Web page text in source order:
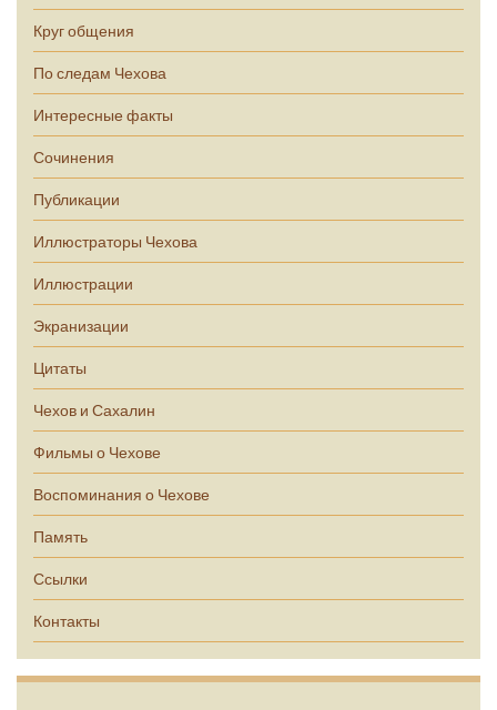
Круг общения
По следам Чехова
Интересные факты
Сочинения
Публикации
Иллюстраторы Чехова
Иллюстрации
Экранизации
Цитаты
Чехов и Сахалин
Фильмы о Чехове
Воспоминания о Чехове
Память
Ссылки
Контакты